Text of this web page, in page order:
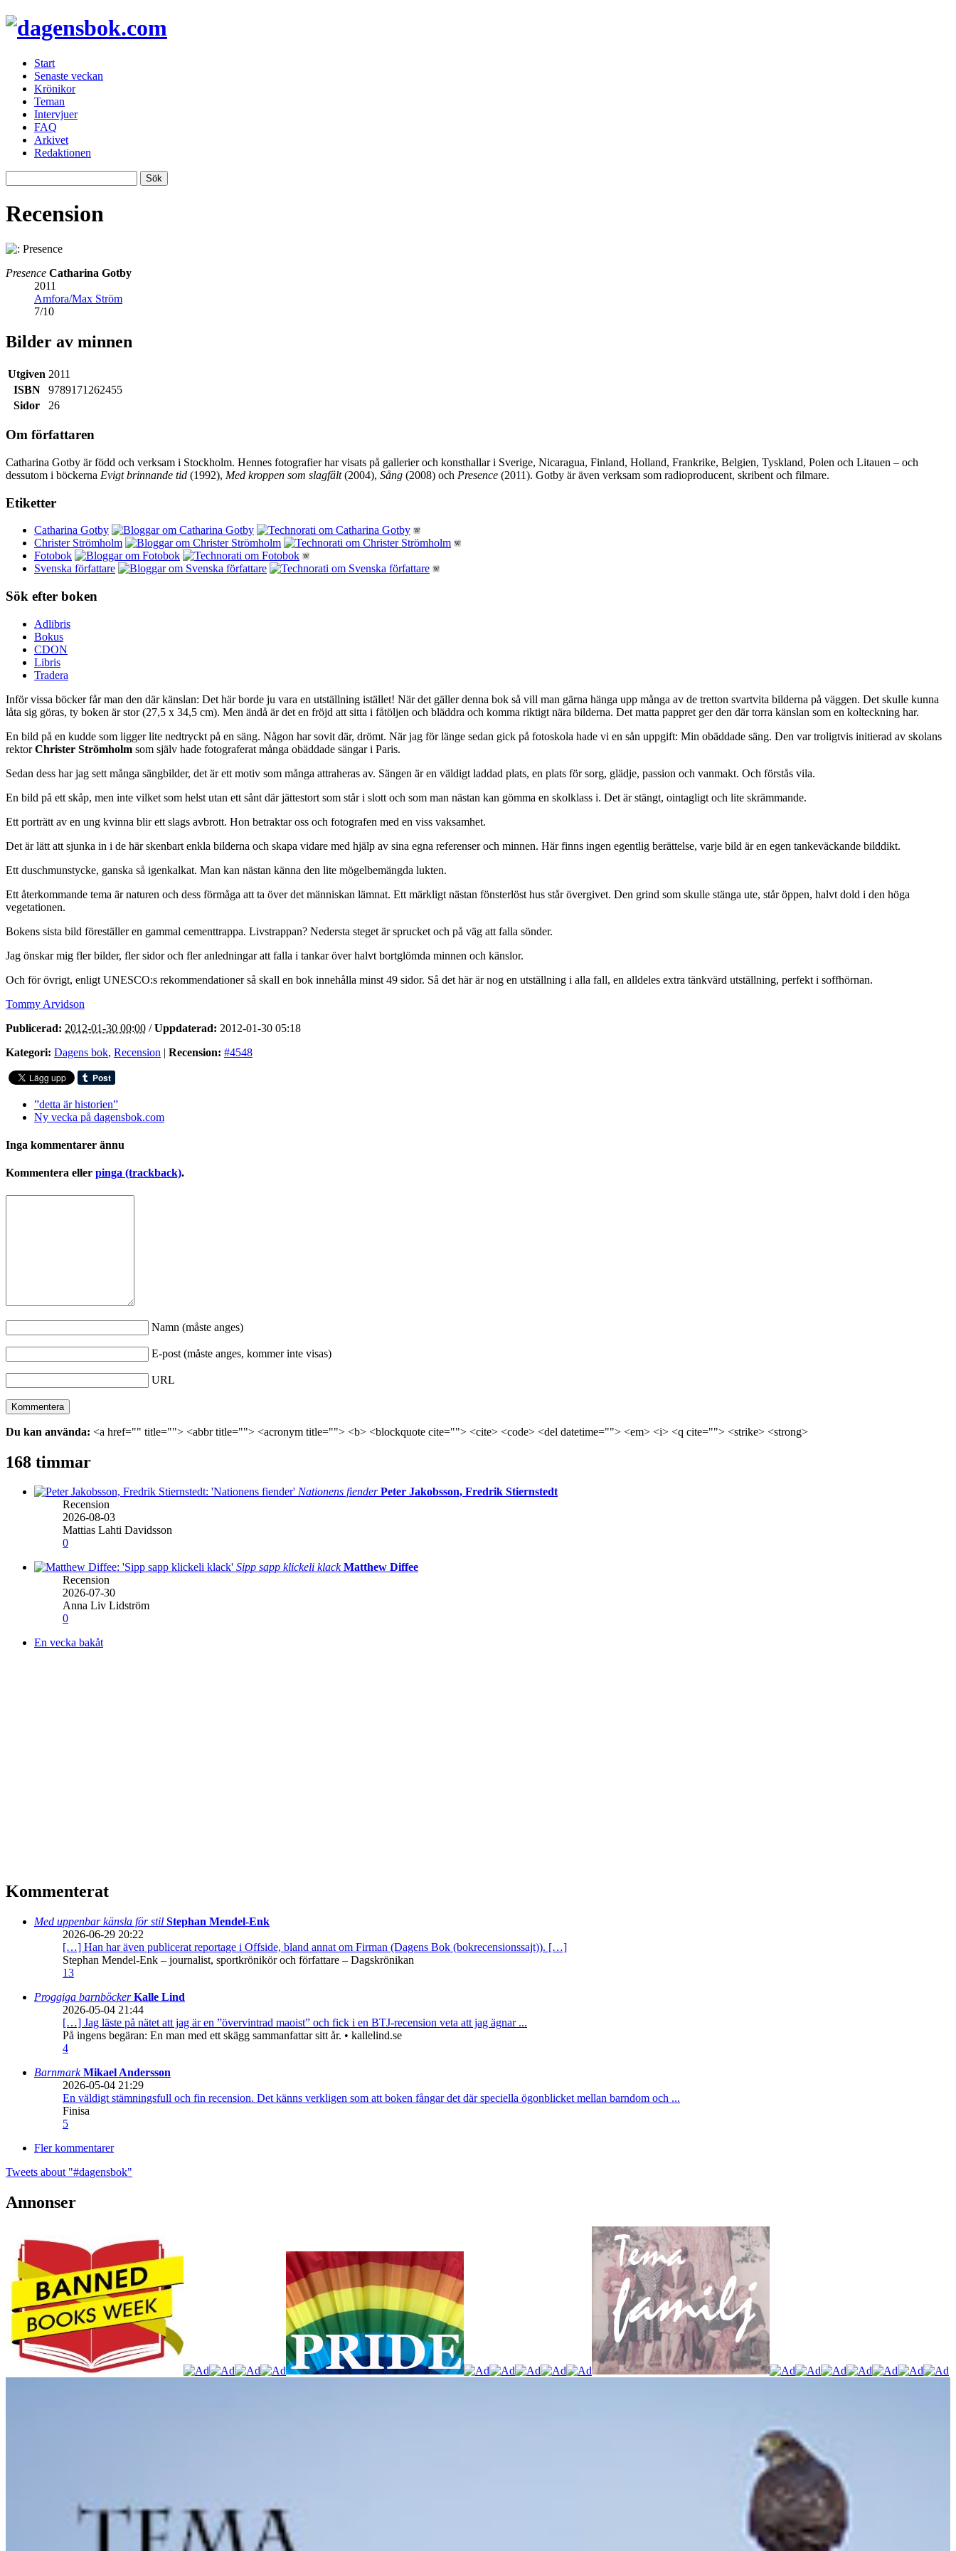
Start
Senaste veckan
Krönikor
Teman
Intervjuer
FAQ
Arkivet
Redaktionen
Recension
Presence Catharina Gotby
2011
Amfora/Max Ström
7/10
Bilder av minnen
Utgiven 2011
ISBN
9789171262455
Sidor
26
Om författaren
Catharina Gotby är född och verksam i Stockholm. Hennes fotografier har visats på gallerier och konsthallar i Sverige, Nicaragua, Finland, Holland, Frankrike, Belgien, Tyskland, Polen och Litauen – och
dessutom i böckerna Evigt brinnande tid (1992), Med kroppen som slagfält(2004), Sång (2008) och Presence (2011). Gotby är även verksam som radioproducent, skribent och filmare.
Etiketter
Catharina Gotby
Christer Strömholm
Fotobok
Svenska författare
Sök efter boken
Adlibris
Bokus
CDON
Libris
Tradera
Inför vissa böcker får man den där känslan: Det här borde ju vara en utställning istället! När det gäller denna bok så vill man gärna hänga upp många av de tretton svartvita bilderna på väggen. Det skulle kunna
låta sig göras, ty boken är stor (27,5 x 34,5 cm). Men ändå är det en fröjd att sitta i fåtöljen och bläddra och komma riktigt nära bilderna. Det matta pappret ger den där torra känslan som en kolteckning har.
En bild på en kudde som ligger lite nedtryckt på en säng. Någon har sovit där, drömt. När jag för länge sedan gick på fotoskola hade vi en sån uppgift: Min obäddade säng. Den var troligtvis initierad av skolans
rektorChrister Strömholm som själv hade fotograferat många obäddade sängar i Paris.
Sedan dess har jag sett många sängbilder, det är ett motiv som många attraheras av. Sängen är en väldigt laddad plats, en plats för sorg, glädje, passion och vanmakt. Och förstås vila.
En bild på ett skåp, men inte vilket som helst utan ett sånt där jättestort som står i slott och som man nästan kan gömma en skolklass i. Det är stängt, ointagligt och lite skrämmande.
Ett porträtt av en ung kvinna blir ett slags avbrott. Hon betraktar oss och fotografen med en viss vaksamhet.
Det är lätt att sjunka in i de här skenbart enkla bilderna och skapa vidare med hjälp av sina egna referenser och minnen. Här finns ingen egentlig berättelse, varje bild är en egen tankeväckande bilddikt.
Ett duschmunstycke, ganska så igenkalkat. Man kan nästan känna den lite mögelbemängda lukten.
Ett återkommande tema är naturen och dess förmåga att ta över det människan lämnat. Ett märkligt nästan fönsterlöst hus står övergivet. Den grind som skulle stänga ute, står öppen, halvt dold i den höga
vegetationen.
Bokens sista bild föreställer en gammal cementtrappa. Livstrappan? Nedersta steget är sprucket och på väg att falla sönder.
Jag önskar mig fler bilder, fler sidor och fler anledningar att falla i tankar över halvt bortglömda minnen och känslor.
Och för övrigt, enligt UNESCO:s rekommendationer så skall en bok innehålla minst 49 sidor. Så det här är nog en utställning i alla fall, en alldeles extra tänkvärd utställning, perfekt i soffhörnan.
Tommy Arvidson
Publicerad: 2012-01-30 00:00 /Uppdaterad: 2012-01-30 05:18
Kategori: Dagens bok, Recension | Recension: #4548
”detta är historien”
Ny vecka på dagensbok.com
Inga kommentarer ännu
Kommentera eller pinga (trackback).
Namn (måste anges)
E-post (måste anges, kommer inte visas)
URL
Du kan använda: <a href="" title=""> <abbr title=""> <acronym title=""> <b> <blockquote cite=""> <cite> <code> <del datetime=""> <em> <i> <q cite=""> <strike> <strong>
168 timmar
Nationens fiender Peter Jakobsson, Fredrik Stiernstedt
Recension
2026-08-03
Mattias Lahti Davidsson
0
Sipp sapp klickeli klack Matthew Diffee
Recension
2026-07-30
Anna Liv Lidström
0
En vecka bakåt
Kommenterat
Med uppenbar känsla för stil Stephan Mendel-Enk
2026-06-29 20:22
[…] Han har även publicerat reportage i Offside, bland annat om Firman (Dagens Bok (bokrecensionssajt)). […]
Stephan Mendel-Enk – journalist, sportkrönikör och författare – Dagskrönikan
13
Proggiga barnböckerKalle Lind
2026-05-04 21:44
[…] Jag läste på nätet att jag är en ”övervintrad maoist” och fick i en BTJ-recension veta att jag ägnar ...
På ingens begäran: En man med ett skägg sammanfattar sitt år. • kallelind.se
4
BarnmarkMikael Andersson
2026-05-04 21:29
En väldigt stämningsfull och fin recension. Det känns verkligen som att boken fångar det där speciella ögonblicket mellan barndom och ...
Finisa
5
Fler kommentarer
Tweets about "#dagensbok"
Annonser